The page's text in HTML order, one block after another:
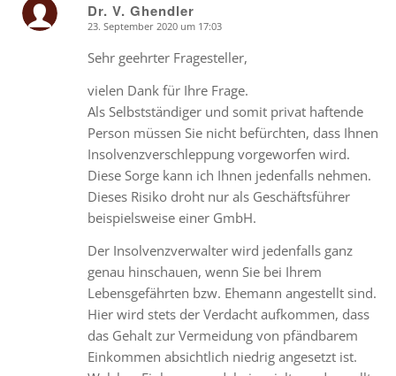
Dr. V. Ghendler
23. September 2020 um 17:03
Sehr geehrter Fragesteller,
vielen Dank für Ihre Frage.
Als Selbstständiger und somit privat haftende
Person müssen Sie nicht befürchten, dass Ihnen
Insolvenzverschleppung vorgeworfen wird.
Diese Sorge kann ich Ihnen jedenfalls nehmen.
Dieses Risiko droht nur als Geschäftsführer
beispielsweise einer GmbH.
Der Insolvenzverwalter wird jedenfalls ganz
genau hinschauen, wenn Sie bei Ihrem
Lebensgefährten bzw. Ehemann angestellt sind.
Hier wird stets der Verdacht aufkommen, dass
das Gehalt zur Vermeidung von pfändbarem
Einkommen absichtlich niedrig angesetzt ist.